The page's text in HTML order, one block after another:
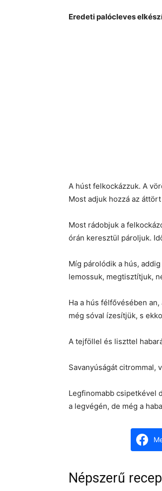
Eredeti palócleves
A húst felkockázzuk. A
Most adjuk hozzá az
Most rádobjuk a
órán keresztül pároljuk.
Míg párolódik a hús,
lemossuk, megtisztítjuk,
Ha a hús félfővésében
még sóval ízesítjük, s
A tejföllel és liszttel
Savanyúságát citrommal,
Legfinomabb csipetkével
a legvégén, de még a
Népszerű